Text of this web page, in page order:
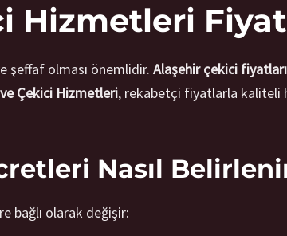
Hizmetleri
şeffaf olması önemlidir. Alaşehir çekici fiyatları
Çekici Hizmetleri, rekabetçi fiyatlarla kaliteli
Nasıl
bağlı olarak değişir: